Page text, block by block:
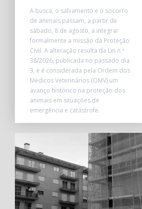
A busca, o salvamento e o socorro
de animais passam, a partir de
sábado, 8 de agosto, a integrar
formalmente a missão da Proteção
Civil. A alteração resulta da Lei n.º
38/2026, publicada no passado dia
3, e é considerada pela Ordem dos
Médicos Veterinários (OMV) um
avanço histórico na proteção dos
animais em situações de
emergência e catástrofe.